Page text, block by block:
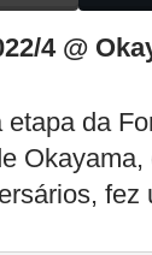
4 @
da